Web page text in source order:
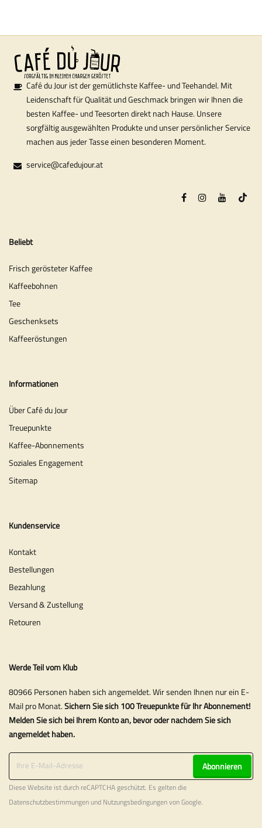
Café du Jour ist der gemütlichste Kaffee- und Teehandel. Mit
Leidenschaft für Qualität und Geschmack bringen wir Ihnen die
besten Kaffee- und Teesorten direkt nach Hause. Unsere
sorgfältig ausgewählten Produkte und unser persönlicher Service
machen aus jeder Tasse einen besonderen Moment.
service@cafedujour.at
Beliebt
Frisch gerösteter Kaffee
Kaffeebohnen
Tee
Geschenksets
Kaffeeröstungen
Informationen
Über Café du Jour
Treuepunkte
Kaffee-Abonnements
Soziales Engagement
Sitemap
Kundenservice
Kontakt
Bestellungen
Bezahlung
Versand & Zustellung
Retouren
Werde Teil vom Klub
80966 Personen haben sich angemeldet. Wir senden Ihnen nur ein E-
Mail pro Monat.Sichern Sie sich 100 Treuepunkte für Ihr Abonnement!
Melden Sie sich bei Ihrem Konto an, bevor oder nachdem Sie sich
angemeldet haben.
Abonnieren
Diese Website ist durch reCAPTCHA geschützt. Es gelten die
Datenschutzbestimmungen und Nutzungsbedingungenvon Google.